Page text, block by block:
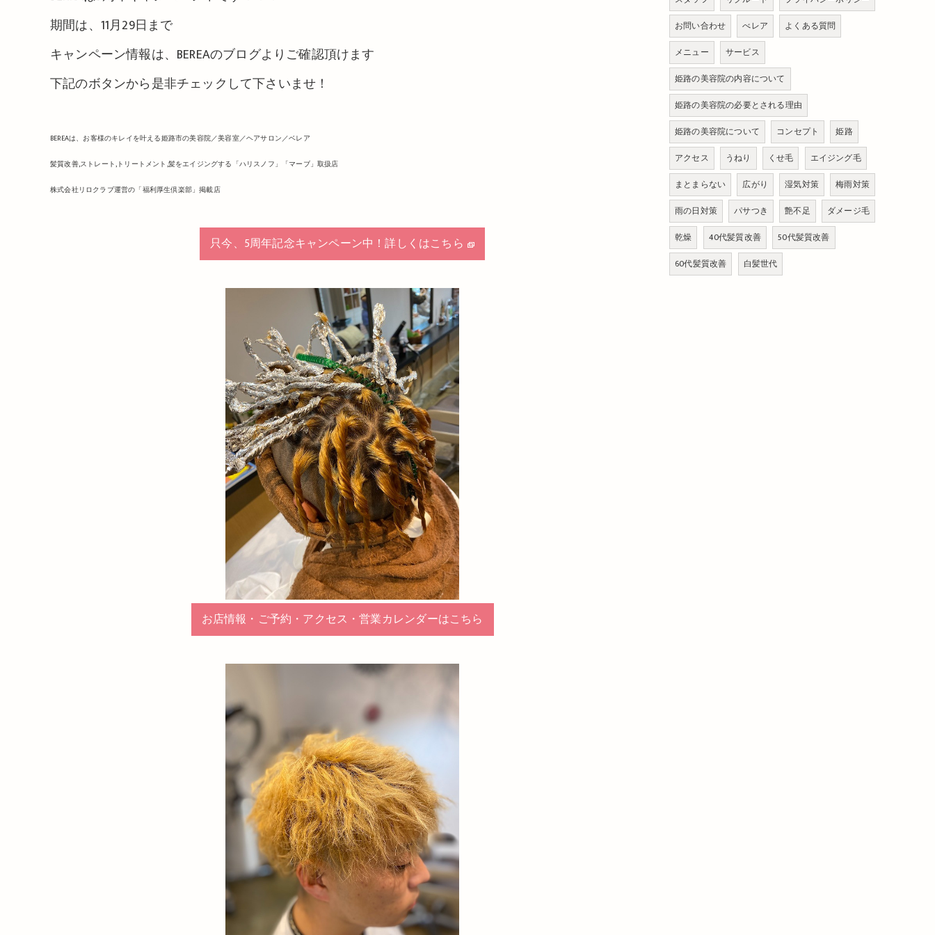
期間は、11月29日まで
キャンペーン情報は、BEREAのブログよりご確認頂けます
下記のボタンから是非チェックして下さいませ！
BEREAは、お客様のキレイを叶える姫路市の美容院／美容室／ヘアサロン／ベレア
髪質改善,ストレート,トリートメント,髪をエイジングする「ハリスノフ」「マーブ」取扱店
株式会社リロクラブ運営の「福利厚生倶楽部」掲載店
只今、5周年記念キャンペーン中！詳しくはこちら
お店情報・ご予約・アクセス・営業カレンダーはこちら
お問い合わせ
べレア
よくある質問
メニュー
サービス
姫路の美容院の内容について
姫路の美容院の必要とされる理由
姫路の美容院について
コンセプト
姫路
アクセス
うねり くせ毛
エイジング毛
まとまらない
広がり 湿気対策
梅雨対策
雨の日対策
パサつき 艶不足
ダメージ毛
乾燥
40代髪質改善
50代髪質改善
60代髪質改善
白髪世代